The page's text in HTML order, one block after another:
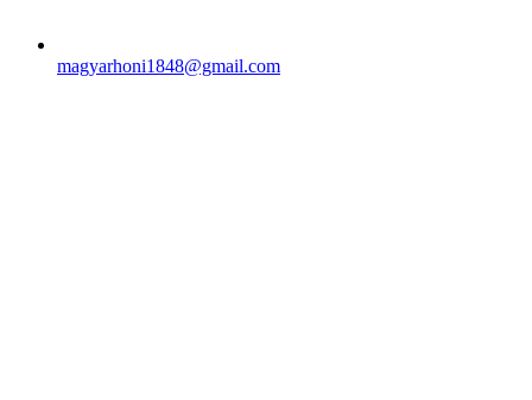
magyarhoni1848@gmail.com